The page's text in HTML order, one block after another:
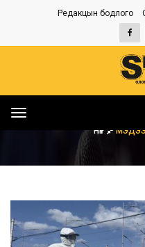
Редакцын бодлого
Toggle
НҮҮР